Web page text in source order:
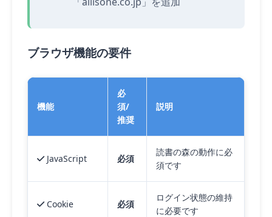
ブラウザ機能の要件
機能
必
須/
推奨
説明
JavaScript 必須
読書の森の動作に必
須です
Cookie 必須
ログイン状態の維持
に必要です